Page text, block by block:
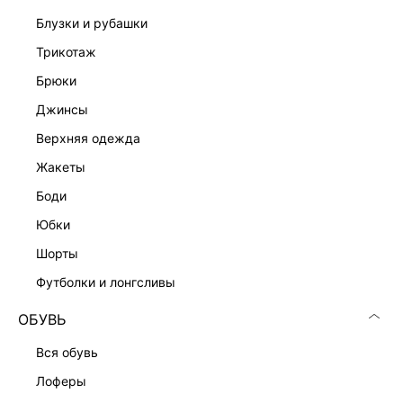
блузки и рубашки
трикотаж
брюки
джинсы
верхняя одежда
жакеты
боди
юбки
шорты
футболки и лонгсливы
ОБУВЬ
вся обувь
лоферы
Скачать
в AppStore
ЛИЧНЫЙ КАБИНЕТ